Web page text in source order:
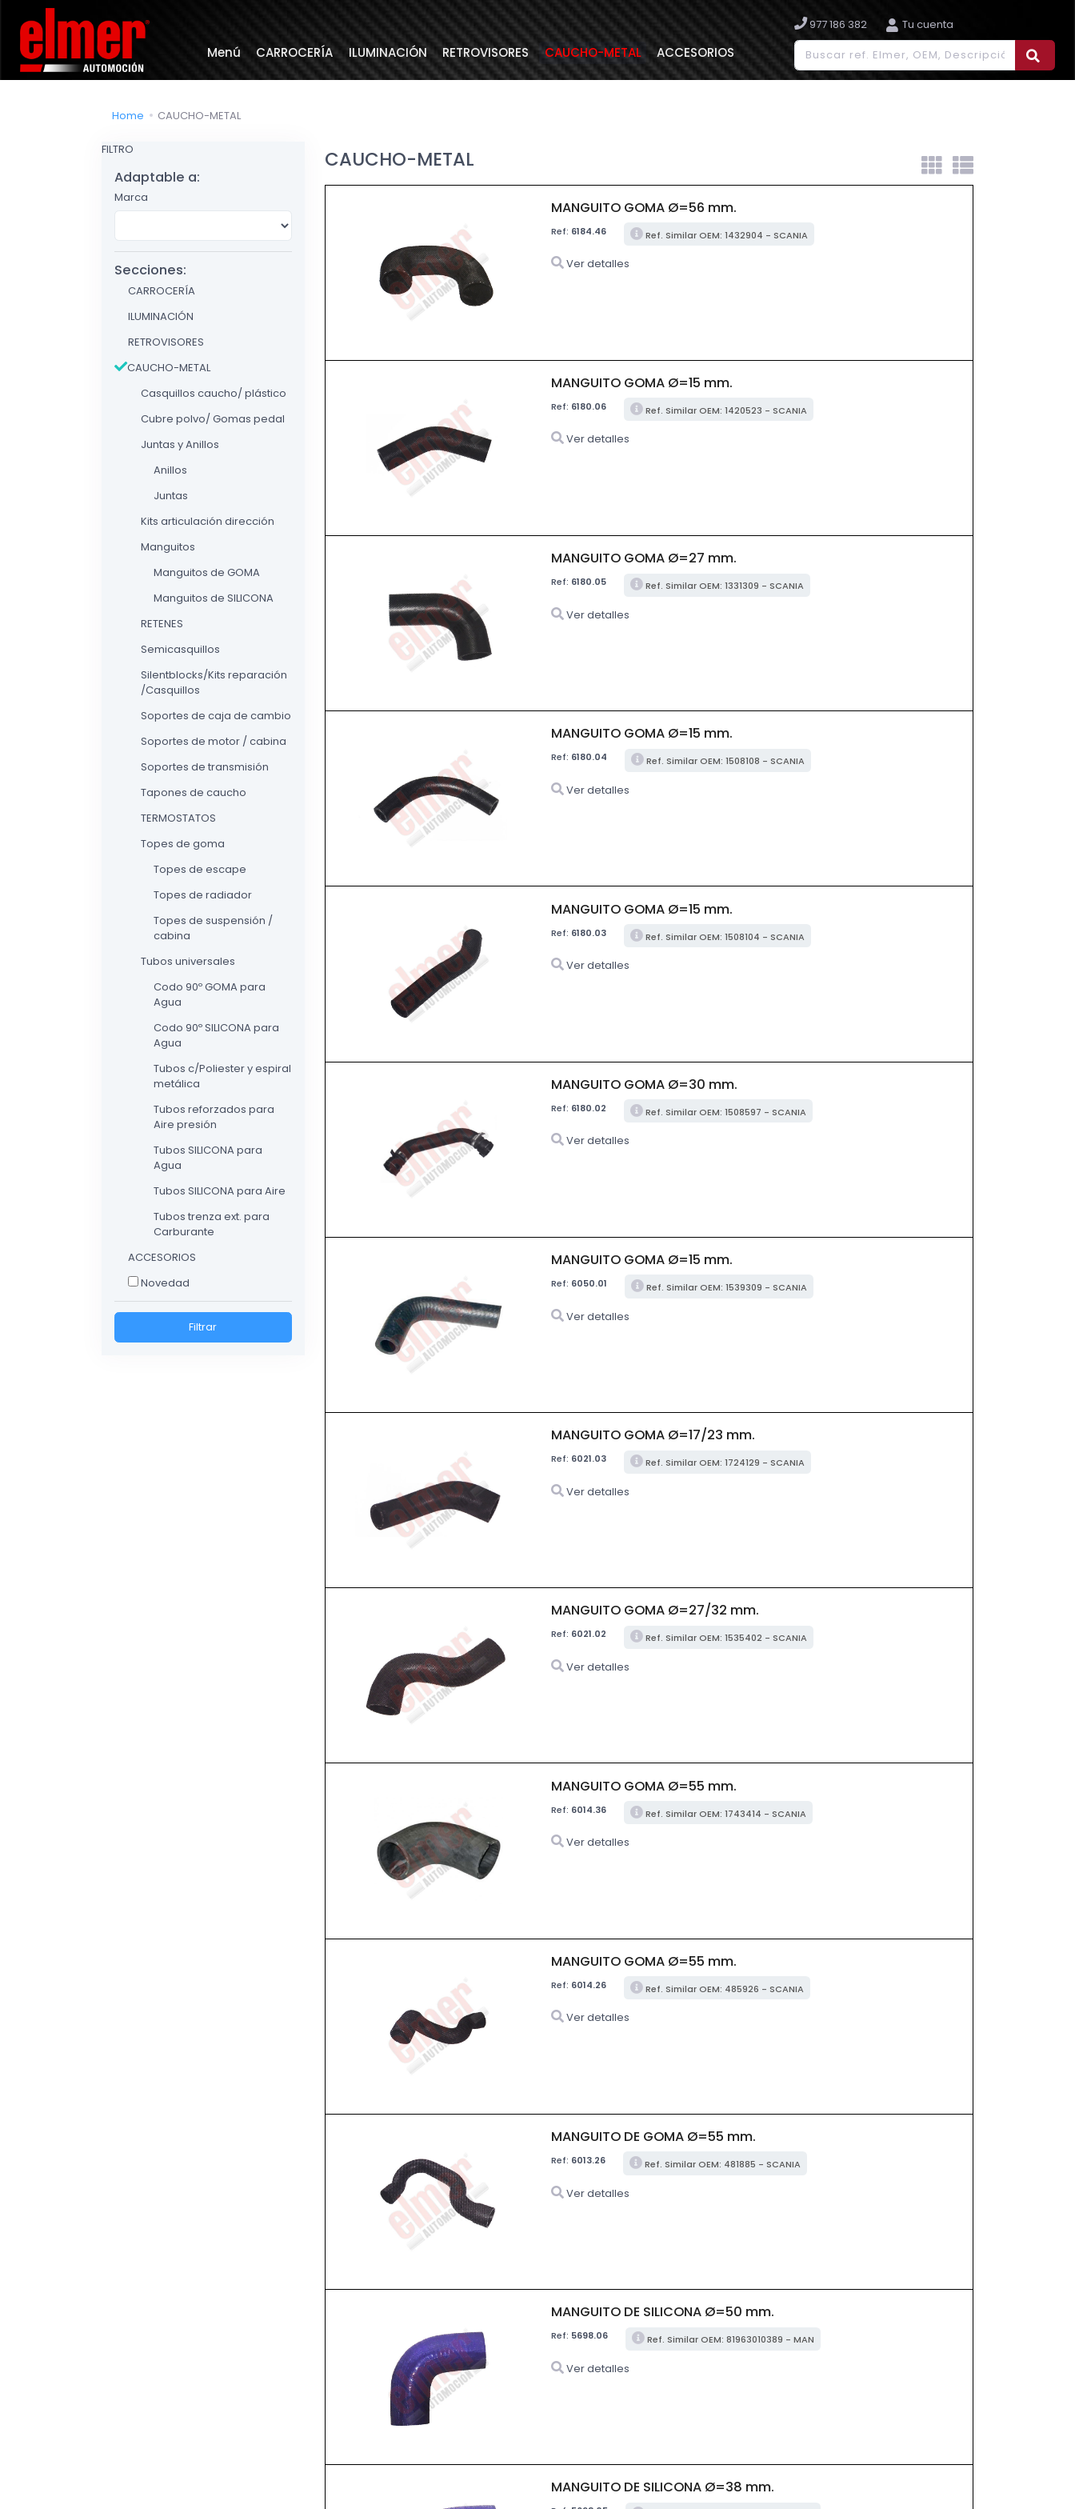
Menú CARROCERÍA ILUMINACIÓN RETROVISORES CAUCHO-METAL ACCESORIOS
977 186 382 Tu cuenta
Home CAUCHO-METAL
FILTRO
Adaptable a:
Marca
Secciones:
CARROCERÍA
ILUMINACIÓN
RETROVISORES
CAUCHO-METAL
Casquillos caucho/ plástico
Cubre polvo/ Gomas pedal
Juntas y Anillos
Anillos
Juntas
Kits articulación dirección
Manguitos
Manguitos de GOMA
Manguitos de SILICONA
RETENES
Semicasquillos
Silentblocks/Kits reparación
/Casquillos
Soportes de caja de cambio
Soportes de motor / cabina
Soportes de transmisión
Tapones de caucho
TERMOSTATOS
Topes de goma
Topes de escape
Topes de radiador
Topes de suspensión /
cabina
Tubos universales
Codo 90º GOMA para
Agua
Codo 90º SILICONA para
Agua
Tubos c/Poliester y espiral
metálica
Tubos reforzados para
Aire presión
Tubos SILICONA para
Agua
Tubos SILICONA para Aire
Tubos trenza ext. para
Carburante
ACCESORIOS
Novedad
Filtrar
CAUCHO-METAL
MANGUITO GOMA Ø=56 mm.
Ref: 6184.46 Ref. Similar OEM: 1432904 - SCANIA
Ver detalles
MANGUITO GOMA Ø=15 mm.
Ref: 6180.06 Ref. Similar OEM: 1420523 - SCANIA
Ver detalles
MANGUITO GOMA Ø=27 mm.
Ref: 6180.05 Ref. Similar OEM: 1331309 - SCANIA
Ver detalles
MANGUITO GOMA Ø=15 mm.
Ref: 6180.04 Ref. Similar OEM: 1508108 - SCANIA
Ver detalles
MANGUITO GOMA Ø=15 mm.
Ref: 6180.03 Ref. Similar OEM: 1508104 - SCANIA
Ver detalles
MANGUITO GOMA Ø=30 mm.
Ref: 6180.02 Ref. Similar OEM: 1508597 - SCANIA
Ver detalles
MANGUITO GOMA Ø=15 mm.
Ref: 6050.01 Ref. Similar OEM: 1539309 - SCANIA
Ver detalles
MANGUITO GOMA Ø=17/23 mm.
Ref: 6021.03 Ref. Similar OEM: 1724129 - SCANIA
Ver detalles
MANGUITO GOMA Ø=27/32 mm.
Ref: 6021.02 Ref. Similar OEM: 1535402 - SCANIA
Ver detalles
MANGUITO GOMA Ø=55 mm.
Ref: 6014.36 Ref. Similar OEM: 1743414 - SCANIA
Ver detalles
MANGUITO GOMA Ø=55 mm.
Ref: 6014.26 Ref. Similar OEM: 485926 - SCANIA
Ver detalles
MANGUITO DE GOMA Ø=55 mm.
Ref: 6013.26 Ref. Similar OEM: 481885 - SCANIA
Ver detalles
MANGUITO DE SILICONA Ø=50 mm.
Ref: 5698.06 Ref. Similar OEM: 81963010389 - MAN
Ver detalles
MANGUITO DE SILICONA Ø=38 mm.